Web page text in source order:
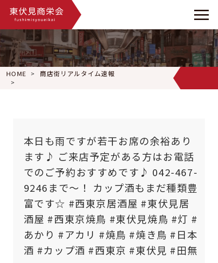
HOME
商店街リアルタイム速報
本日も雨ですが若干お席の余裕あります♪ ご来店予定がある
本日も雨ですが若干お席の余裕あり
ます♪ ご来店予定がある方はお電話
でのご予約おすすめです♪ 042-467-
9246まで〜！ カップ酒もまだ種類豊
富です☆ #西東京居酒屋 #東伏見居
酒屋 #西東京焼鳥 #東伏見焼鳥 #灯 #
あかり #アカリ #焼鳥 #焼き鳥 #日本
酒 #カップ酒 #西東京 #東伏見 #田無